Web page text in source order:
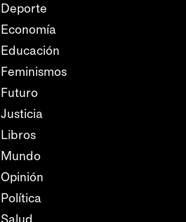
Deporte
Economía
Educación
Feminismos
Futuro
Justicia
Libros
Mundo
Opinión
Política